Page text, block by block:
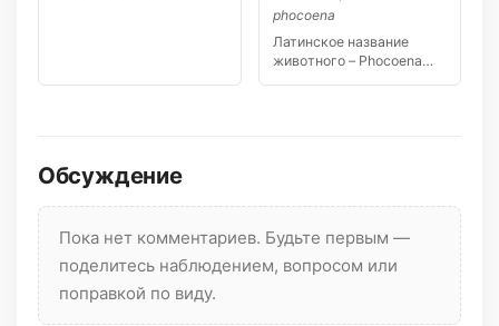
phocoena
Латинское название
животного – Phocoena
Обсуждение
Пока нет комментариев. Будьте первым —
поделитесь наблюдением, вопросом или
поправкой по виду.